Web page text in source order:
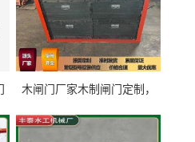
木闸门厂家木制闸门定制，
型号齐全